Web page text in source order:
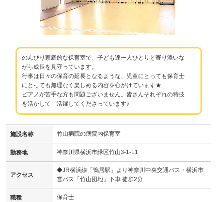
のんびり家庭的な保育室で、子ども達一人ひとりと寄り添いな
がら成長を見守っています。
行事は日々の保育の延長となるような、児童にとっても保育士
にとっても無理なく楽しめる内容を心がけています★
ピアノが苦手な方も問題ございません。皆さんそれぞれの特技
を活かして 活躍してくださっています♪
施設名称 竹山病院の病院内保育室
勤務地 神奈川県横浜市緑区竹山3-1-11
アクセス
◆JR横浜線「鴨居駅」より神奈川中央交通バス・横浜市
営バス「竹山団地」下車 徒歩2分
職種 保育士